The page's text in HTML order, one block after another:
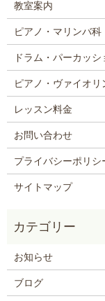
教室案内
ピアノ・マリンバ科
ドラム・パーカッシ
ピアノ・ヴァイオ
レッスン料金
お問い合わせ
プライバシーポリシ
サイトマップ
お知らせ
ブログ